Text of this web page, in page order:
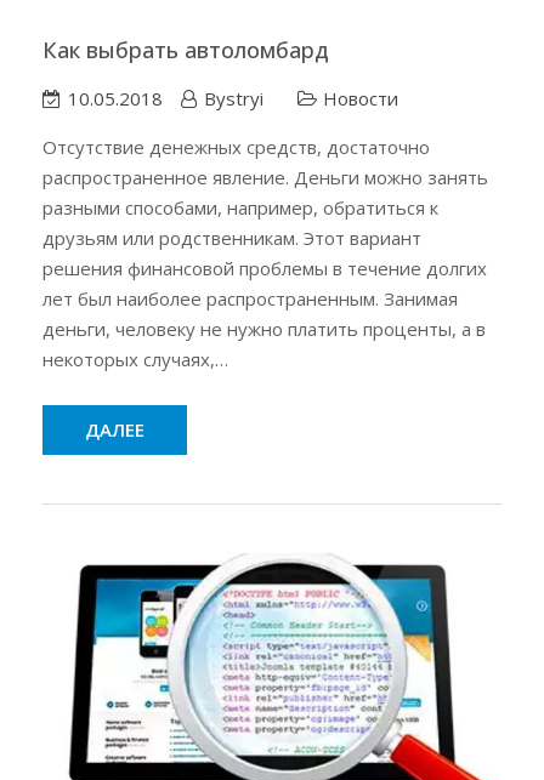
Как выбрать автоломбард
10.05.2018 Bystryi
Новости
Отсутствие денежных средств, достаточно
распространенное явление. Деньги можно занять
разными способами, например, обратиться к
друзьям или родственникам. Этот вариант
решения финансовой проблемы в течение долгих
лет был наиболее распространенным. Занимая
деньги, человеку не нужно платить проценты, а в
некоторых случаях,…
ДАЛЕЕ